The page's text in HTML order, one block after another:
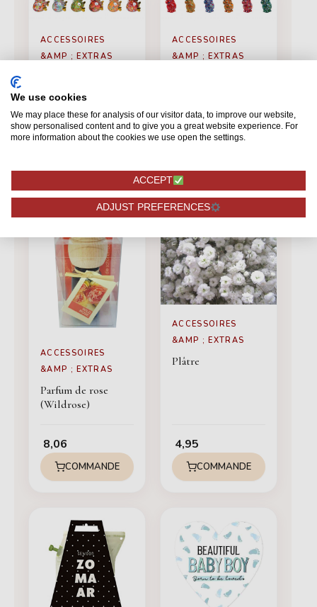
ACCESSOIRES
&AMP ; EXTRAS
De
Voir
ACCESSOIRES
&AMP ; EXTRAS
De
Voir
ACCESSOIRES
&AMP ; EXTRAS
Parfum de rose
(Wildrose)
8,06
COMMANDE
ACCESSOIRES
&AMP ; EXTRAS
Plâtre
4,95
COMMANDE
We use cookies
We may place these for analysis of our visitor data, to improve our website,
show personalised content and to give you a great website experience. For
more information about the cookies we use open the settings.
ACCEPT
ADJUST PREFERENCES